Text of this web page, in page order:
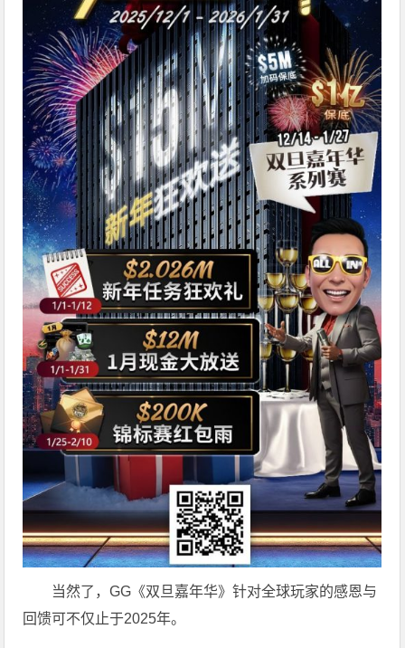
当然了，GG《双旦嘉年华》针对全球玩家的感恩与
回馈可不仅止于2025年。